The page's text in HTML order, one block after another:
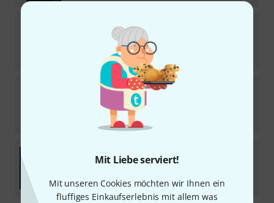
Mit Liebe serviert!
Mit unseren Cookies möchten wir Ihnen ein
fluffiges Einkaufserlebnis mit allem was
Sofort lieferbar
Prestel VerlagVorhang auf! Peter Pan
In 6–8 Wochen lieferbar
49€